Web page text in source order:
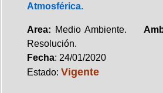
Atmosférica.
Area: Medio Ambiente.
Resolución.
Fecha: 24/01/2020
Estado: Vigente